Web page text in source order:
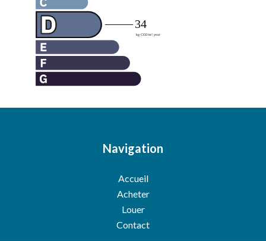
Navigation
Accueil
Acheter
Louer
Contact